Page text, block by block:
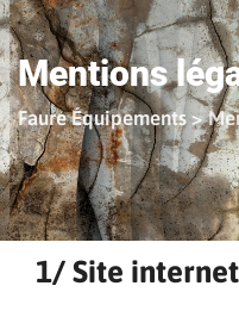
Mentions
Faure Équipements>
1/ Site